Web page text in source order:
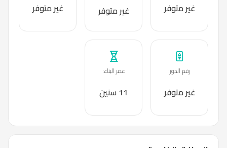
غير متوفر غير متوفر غير متوفر
رقم الدور:
غير متوفر
عمر البناء:
11 سنين